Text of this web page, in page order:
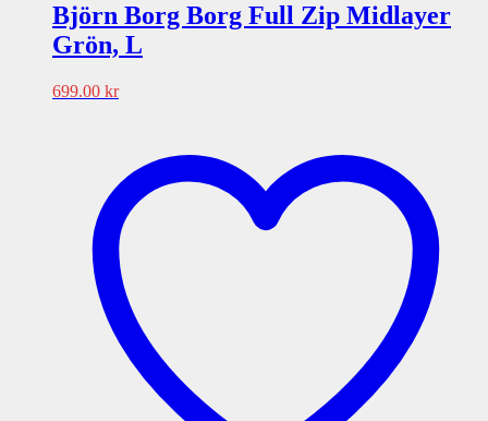
Björn Borg Borg Full Zip Midlayer
Grön, L
699.00 kr